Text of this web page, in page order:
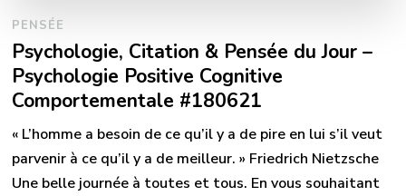
PENSÉE
Psychologie, Citation & Pensée du Jour –
Psychologie Positive Cognitive
Comportementale #180621
« L’homme a besoin de ce qu’il y a de pire en lui s’il veut
parvenir à ce qu’il y a de meilleur. » Friedrich Nietzsche
Une belle journée à toutes et tous. En vous souhaitant